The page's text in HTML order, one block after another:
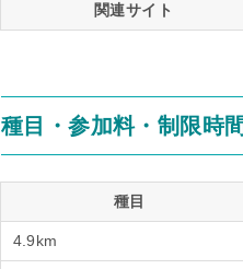
関連サイト
種目・参加料・制限時間
種目
4.9km